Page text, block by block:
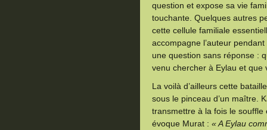
question et expose sa vie
touchante. Quelques autres
cette cellule familiale
accompagne l’auteur
une question sans réponse :
venu chercher à Eylau et que
La voilà d’ailleurs cette
sous le pinceau d’un maître.
transmettre à la fois le souffle
évoque Murat : « A Eylau